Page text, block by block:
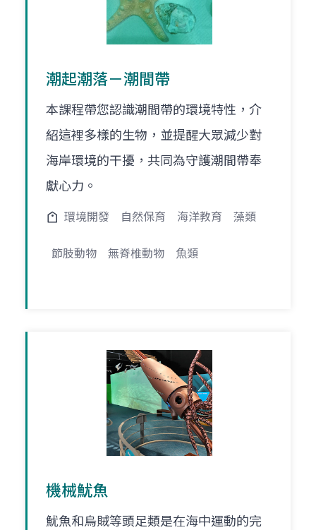
潮起潮落－潮間帶
本課程帶您認識潮間帶的環境特性，介
紹這裡多樣的生物，並提醒大眾減少對
海岸環境的干擾，共同為守護潮間帶奉
獻心力。
環境開發 自然保育 海洋教育 藻類
節肢動物 無脊椎動物 魚類
機械魷魚
魷魚和烏賊等頭足類是在海中運動的完